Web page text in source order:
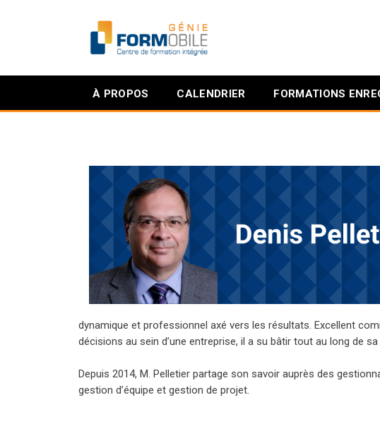
À PROPOS CALENDRIER FORMATIONS
dynamique et professionnel axé vers les résultats. Excellent
décisions au sein d’une entreprise, il a su bâtir tout au long de
Depuis 2014, M. Pelletier partage son savoir auprès des
gestion d’équipe et gestion de projet.